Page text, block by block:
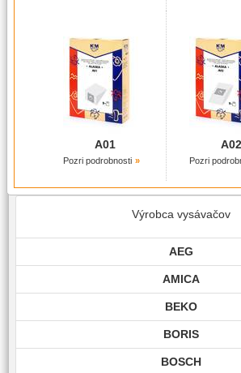
A01
Pozri podrobnosti
A02
Pozri
Výrobca vysávačov
AEG
AMICA
BEKO
BORIS
BOSCH